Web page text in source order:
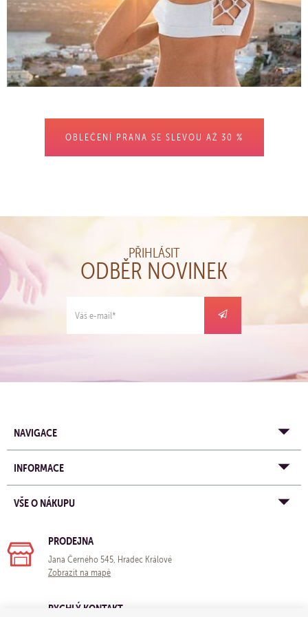
OBLEČENÍ PRANA SE SLEVOU AŽ 30 %
PŘIHLÁSIT
ODBĚR NOVINEK
NAVIGACE
INFORMACE
VŠE O NÁKUPU
PRODEJNA
Jana Černého 545, Hradec Králové
Zobrazit na mapě
RYCHLÝ KONTAKT